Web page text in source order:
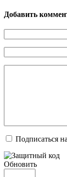
Добавить
Подписаться
Обновить